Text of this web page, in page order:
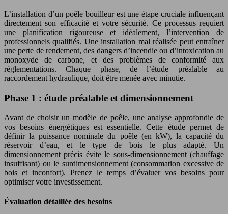
L’installation d’un poêle bouilleur est une étape cruciale influençant
directement son efficacité et votre sécurité. Ce processus requiert
une planification rigoureuse et idéalement, l’intervention de
professionnels qualifiés. Une installation mal réalisée peut entraîner
une perte de rendement, des dangers d’incendie ou d’intoxication au
monoxyde de carbone, et des problèmes de conformité aux
réglementations. Chaque phase, de l’étude préalable au
raccordement hydraulique, doit être menée avec minutie.
Phase 1 : étude préalable et dimensionnement
Avant de choisir un modèle de poêle, une analyse approfondie de
vos besoins énergétiques est essentielle. Cette étude permet de
définir la puissance nominale du poêle (en kW), la capacité du
réservoir d’eau, et le type de bois le plus adapté. Un
dimensionnement précis évite le sous-dimensionnement (chauffage
insuffisant) ou le surdimensionnement (consommation excessive de
bois et inconfort). Prenez le temps d’évaluer vos besoins pour
optimiser votre investissement.
Évaluation détaillée des besoins